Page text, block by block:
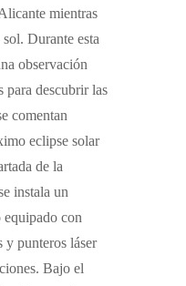
mientras
Durante esta
observación
para descubrir las
comentan
eclipse solar
de la
instala un
equipado con
y punteros láser
Bajo el